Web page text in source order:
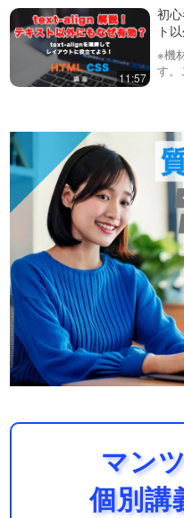
マン
個別講
この動画では、こ
デモンストレーシ
示しています。動
に関連するさらに
リンクがあります
らも参照してみて
この説明でCSSの
しい書き方につい
ばと思います。
を提供できるよう
ボッ
す
11:57
初
ト
て
※機
す。